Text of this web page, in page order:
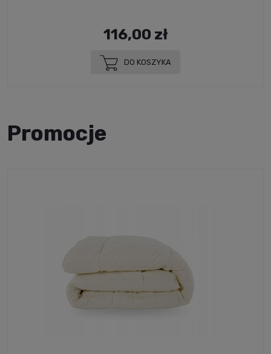
116,00 zł
DO KOSZYKA
Promocje